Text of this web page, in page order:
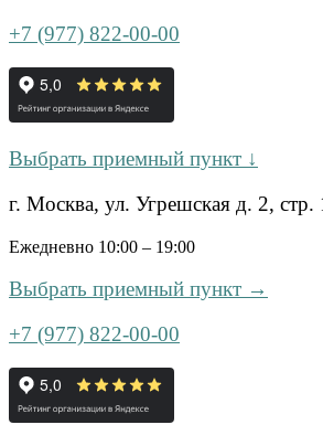
+7 (977) 822-00-00
Выбрать приемный пункт ↓
г. Москва, ул. Угрешская д. 2, стр.
Ежедневно 10:00 – 19:00
Выбрать приемный пункт →
+7 (977) 822-00-00